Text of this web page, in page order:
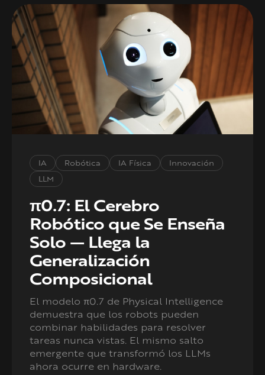
IA Robótica IA Física
Innovación
LLM
π0.7: El Cerebro
Robótico que Se Enseña
Solo — Llega la
Generalización
Composicional
El modelo π0.7 de Physical Intelligence
demuestra que los robots pueden
combinar habilidades para resolver
tareas nunca vistas. El mismo salto
emergente que transformó los LLMs
ahora ocurre en hardware.